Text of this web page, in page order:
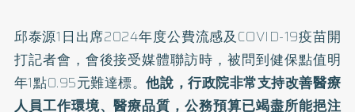
邱泰源1日出席2024年度公費流感及COVID-19疫苗開
打記者會，會後接受媒體聯訪時，被問到健保點值明
年1點0.95元難達標。他說，行政院非常支持改善醫療
人員工作環境、醫療品質，公務預算已竭盡所能挹注